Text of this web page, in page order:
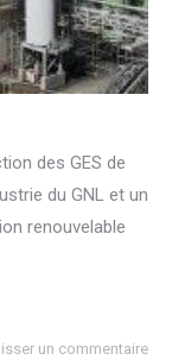
des GES de
du GNL et un
renouvelable
un commentaire